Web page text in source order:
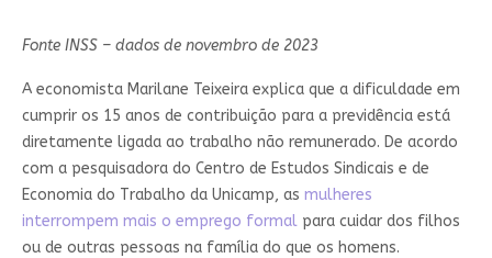
Fonte INSS – dados de novembro de 2023
A economista Marilane Teixeira explica que a dificuldade em
cumprir os 15 anos de contribuição para a previdência está
diretamente ligada ao trabalho não remunerado. De acordo
com a pesquisadora do Centro de Estudos Sindicais e de
Economia do Trabalho da Unicamp, as mulheres
interrompem mais o emprego formalpara cuidar dos filhos
ou de outras pessoas na família do que os homens.